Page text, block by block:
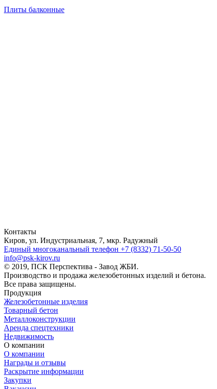
Плиты балконные
Контакты
Киров, ул. Индустриальная, 7, мкр. Радужный
Единый многоканальный телефон +7 (8332) 71-50-50
info@psk-kirov.ru
© 2019, ПСК Перспектива - Завод ЖБИ.
Производство и продажа железобетонных изделий и бетона.
Все права защищены.
Продукция
Железобетонные изделия
Товарный бетон
Металлоконструкции
Аренда спецтехники
Недвижимость
О компании
О компании
Награды и отзывы
Раскрытие информации
Закупки